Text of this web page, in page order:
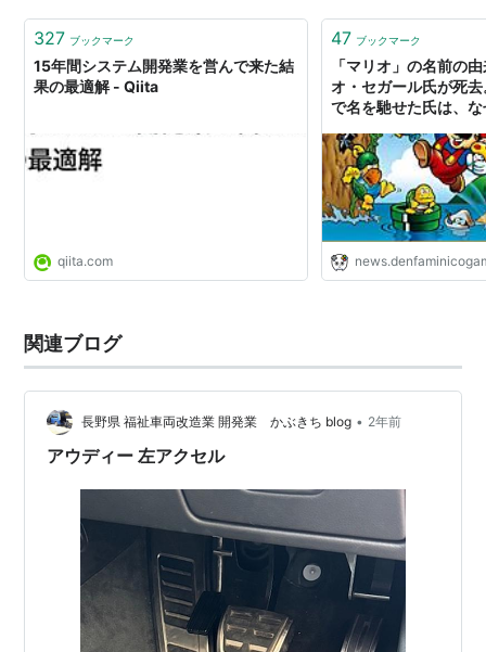
327 ブックマーク
15年間システム開発業を営んで来た結
果の最適解 - Qiita
qiita.com
47 ブックマーク
「マリオ」の名前の
オ・セガール氏が死
で名を馳せた氏は、
関連ブログ
長野県 福祉車両改造業 開発業 かぶきち blog • 2年前
アウディー 左アクセル